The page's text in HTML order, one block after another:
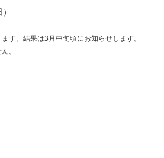
す。結果は3月中旬頃にお知らせします。
。